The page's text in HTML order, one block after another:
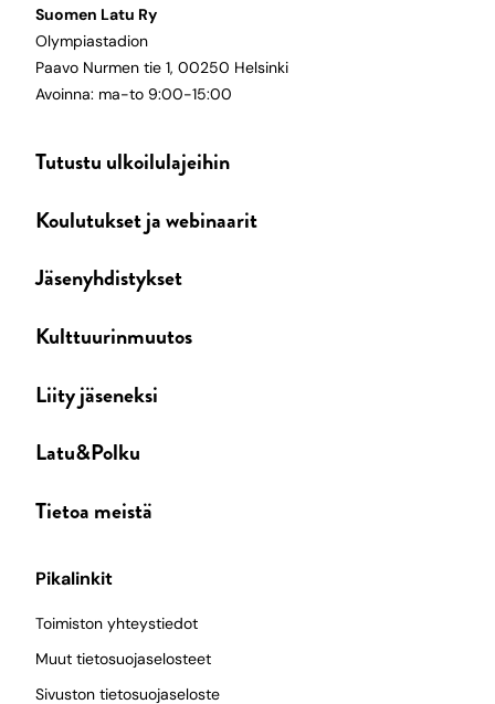
Suomen Latu Ry
Olympiastadion
Paavo Nurmen tie 1, 00250 Helsinki
Avoinna: ma-to 9:00-15:00
Tutustu ulkoilulajeihin
Koulutukset ja webinaarit
Jäsenyhdistykset
Kulttuurinmuutos
Liity jäseneksi
Latu&Polku
Tietoa meistä
Pikalinkit
Toimiston yhteystiedot
Muut tietosuojaselosteet
Sivuston tietosuojaseloste